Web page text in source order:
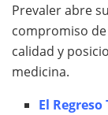
Prevaler abre
compromiso
calidad y
medicina.
El